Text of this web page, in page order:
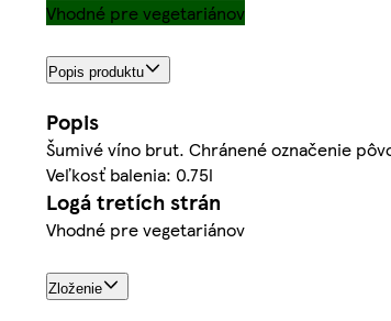
Vhodné pre vegetariánov
Popis produktu
Popis
Šumivé víno brut. Chránené označenie
Veľkosť balenia: 0.75l
Logá tretích strán
Vhodné pre vegetariánov
Zloženie